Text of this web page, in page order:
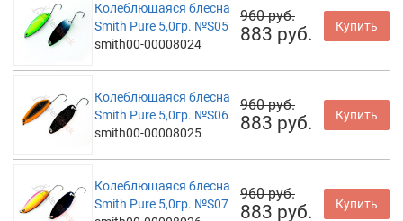
Колеблющаяся блесна
Smith Pure 5,0гр. №S05
smith00-00008024
960 руб.
883 руб. Купить
Колеблющаяся блесна
Smith Pure 5,0гр. №S06
smith00-00008025
960 руб.
883 руб. Купить
Колеблющаяся блесна
Smith Pure 5,0гр. №S07
960 руб.
883 руб. Купить